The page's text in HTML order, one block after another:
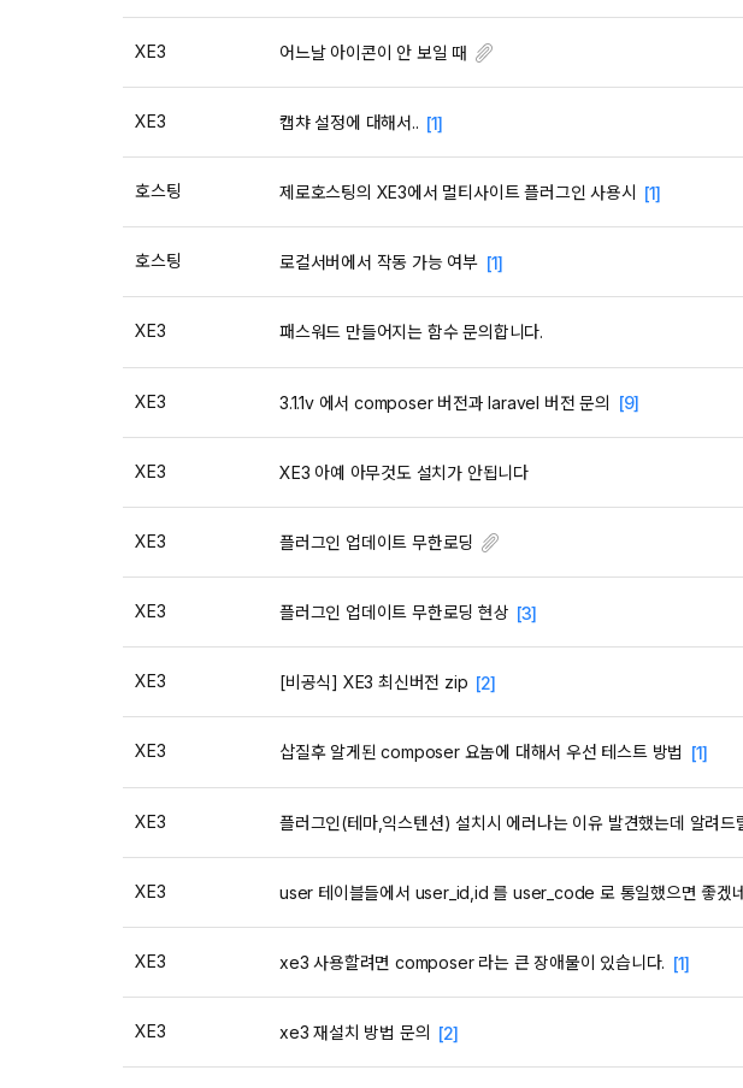
XE3 어느날 아이콘이 안 보일 때
XE3 캡챠 설정에 대해서.. [1]
호스팅 제로호스팅의 XE3에서 멀티사이트 플러그인 사용시 [1]
호스팅 로컬서버에서 작동 가능 여부 [1]
XE3 패스워드 만들어지는 함수 문의합니다.
XE3 3.1.1v 에서 composer 버전과 laravel 버전 문의 [9]
XE3 XE3 아예 아무것도 설치가 안됩니다
XE3 플러그인 업데이트 무한로딩
XE3 플러그인 업데이트 무한로딩 현상 [3]
XE3 [비공식] XE3 최신버전 zip [2]
XE3 삽질후 알게된 composer 요놈에 대해서 우선 테스트 방법 [1]
XE3 플러그인(테마,익스텐션) 설치시 에러나는 이유 발견했는데 알려드
XE3 user 테이블들에서 user_id,id 를 user_code 로 통일했으면 좋겠
XE3 xe3 사용할려면 composer 라는 큰 장애물이 있습니다. [1]
XE3 xe3 재설치 방법 문의 [2]